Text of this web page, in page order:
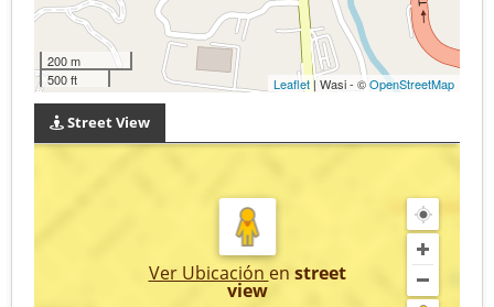
200 m
500 ft
Leaflet | Wasi - ©OpenStreetMap
Street View
Ver Ubicación en street
view